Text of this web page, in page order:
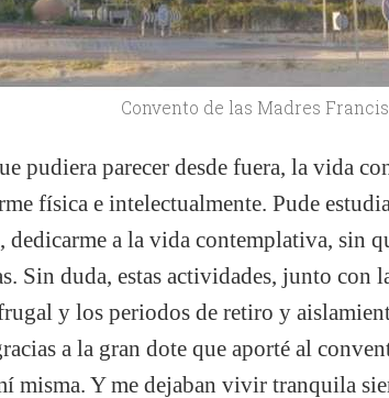
Convento de las Madres
pudiera parecer desde fuera, la vida
física e intelectualmente. Pude
dedicarme a la vida contemplativa, sin
Sin duda, estas actividades, junto con
y los periodos de retiro y
a la gran dote que aporté al
misma. Y me dejaban vivir tranquila